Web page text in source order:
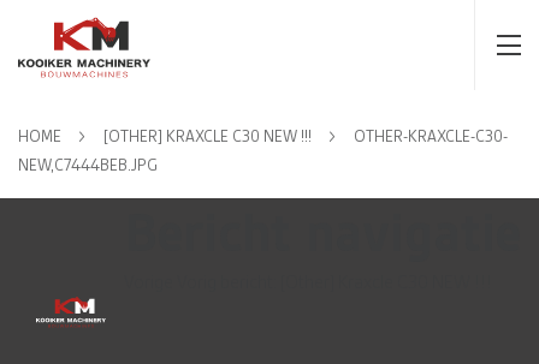
HOME [OTHER] KRAXCLE C30 NEW !!!
OTHER-KRAXCLE-C30-
NEW,C7444BEB.JPG